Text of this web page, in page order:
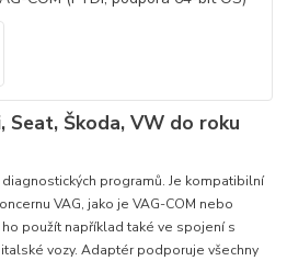
Škoda, VW do roku
programů. Je kompatibilní
VAG, jako je VAG-COM nebo
použít například také ve spojení s
vozy. Adaptér podporuje všechny